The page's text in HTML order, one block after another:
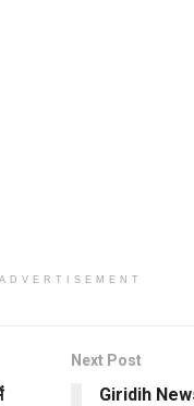
ADVERTISEMENT
Next Post
Giridih